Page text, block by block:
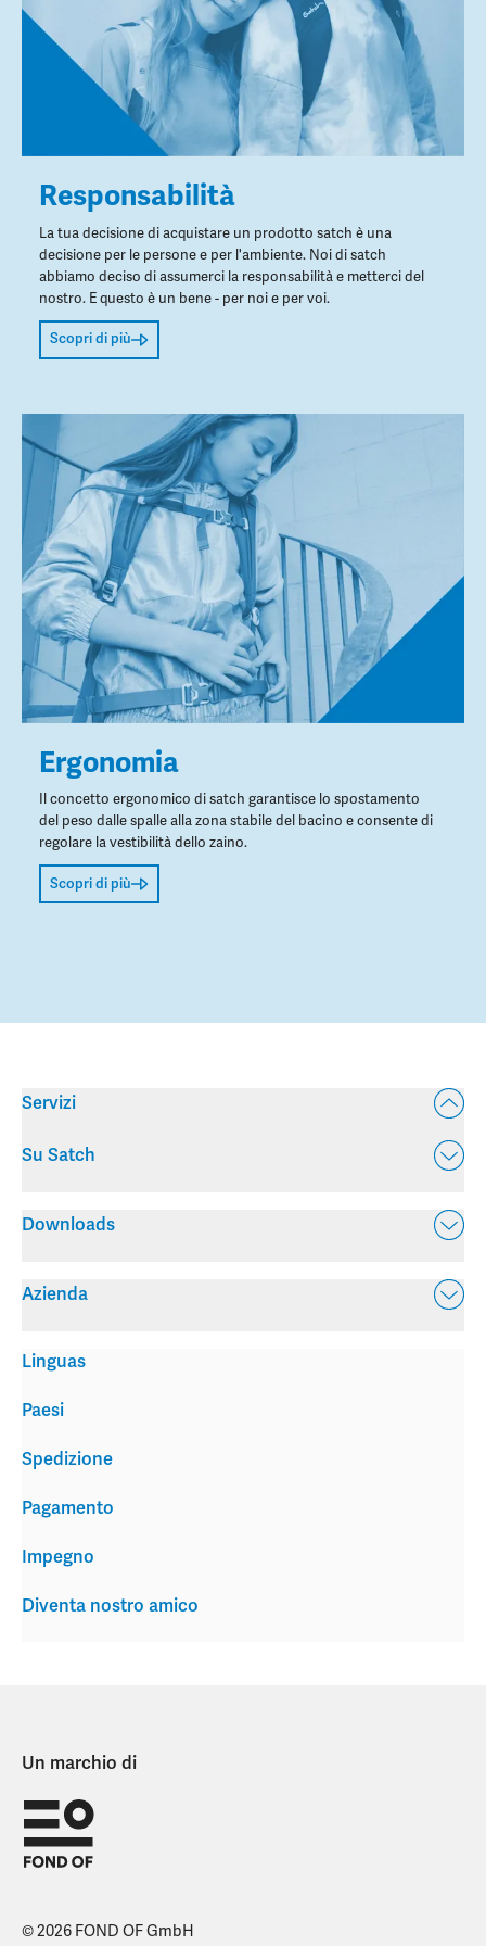
Responsabilità
La tua decisione di acquistare un prodotto satch è una
decisione per le persone e per l'ambiente. Noi di satch
abbiamo deciso di assumerci la responsabilità e metterci del
nostro. E questo è un bene - per noi e per voi.
Scopri di più
Ergonomia
Il concetto ergonomico di satch garantisce lo spostamento
del peso dalle spalle alla zona stabile del bacino e consente di
regolare la vestibilità dello zaino.
Scopri di più
Servizi
Su Satch
Downloads
Azienda
Spedizione
Pagamento
Impegno
Diventa nostro amico
Linguas
Paesi
Un marchio di
© 2026 FOND OF GmbH